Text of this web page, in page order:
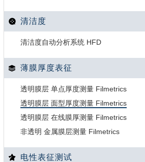
清洁度
清洁度自动分析系统 HFD
薄膜厚度表征
透明膜层 单点厚度测量 Filmetrics
透明膜层 面型厚度测量 Filmetrics
透明膜层 在线膜厚测量 Filmetrics
非透明 金属膜层测量 Filmetrics
电性表征测试